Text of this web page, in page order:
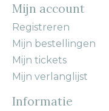
Mijn account
Registreren
Mijn bestellingen
Mijn tickets
Mijn verlanglijst
Informatie